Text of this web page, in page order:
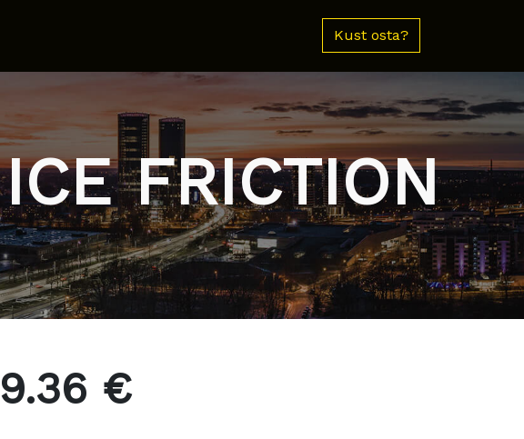
Kust osta?
FRICTION
€